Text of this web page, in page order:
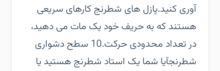
آوری کنید.‏پازل های شطرنج کارهای سریعی
هستند که به حریف خود یک مات می دهید،
در تعداد محدودی حرکت.‏10 سطح دشواری
شطرنج‏آیا شما یک استاد شطرنج هستید یا